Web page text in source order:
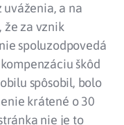
a na
že za vznik
spoluzodpovedá
škôd
spôsobil, bolo
krátené o 30
nie je to